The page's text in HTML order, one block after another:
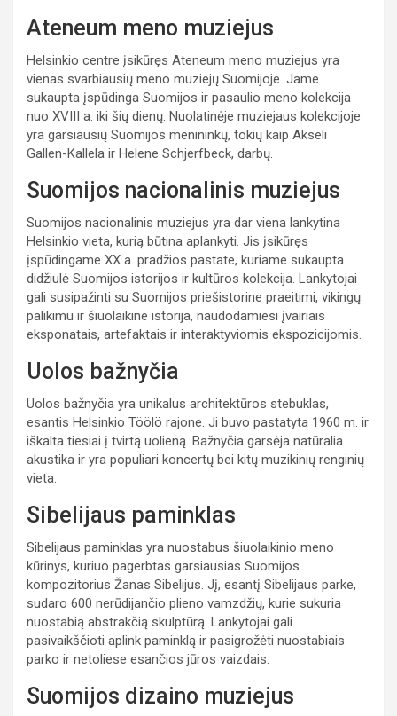
Ateneum meno muziejus
Helsinkio centre įsikūręs Ateneum meno muziejus yra
vienas svarbiausių meno muziejų Suomijoje. Jame
sukaupta įspūdinga Suomijos ir pasaulio meno kolekcija
nuo XVIII a. iki šių dienų. Nuolatinėje muziejaus kolekcijoje
yra garsiausių Suomijos menininkų, tokių kaip Akseli
Gallen-Kallela ir Helene Schjerfbeck, darbų.
Suomijos nacionalinis muziejus
Suomijos nacionalinis muziejus yra dar viena lankytina
Helsinkio vieta, kurią būtina aplankyti. Jis įsikūręs
įspūdingame XX a. pradžios pastate, kuriame sukaupta
didžiulė Suomijos istorijos ir kultūros kolekcija. Lankytojai
gali susipažinti su Suomijos priešistorine praeitimi, vikingų
palikimu ir šiuolaikine istorija, naudodamiesi įvairiais
eksponatais, artefaktais ir interaktyviomis ekspozicijomis.
Uolos bažnyčia
Uolos bažnyčia yra unikalus architektūros stebuklas,
esantis Helsinkio Töölö rajone. Ji buvo pastatyta 1960 m. ir
iškalta tiesiai į tvirtą uolieną. Bažnyčia garsėja natūralia
akustika ir yra populiari koncertų bei kitų muzikinių renginių
vieta.
Sibelijaus paminklas
Sibelijaus paminklas yra nuostabus šiuolaikinio meno
kūrinys, kuriuo pagerbtas garsiausias Suomijos
kompozitorius Žanas Sibelijus. Jį, esantį Sibelijaus parke,
sudaro 600 nerūdijančio plieno vamzdžių, kurie sukuria
nuostabią abstrakčią skulptūrą. Lankytojai gali
pasivaikščioti aplink paminklą ir pasigrožėti nuostabiais
parko ir netoliese esančios jūros vaizdais.
Suomijos dizaino muziejus